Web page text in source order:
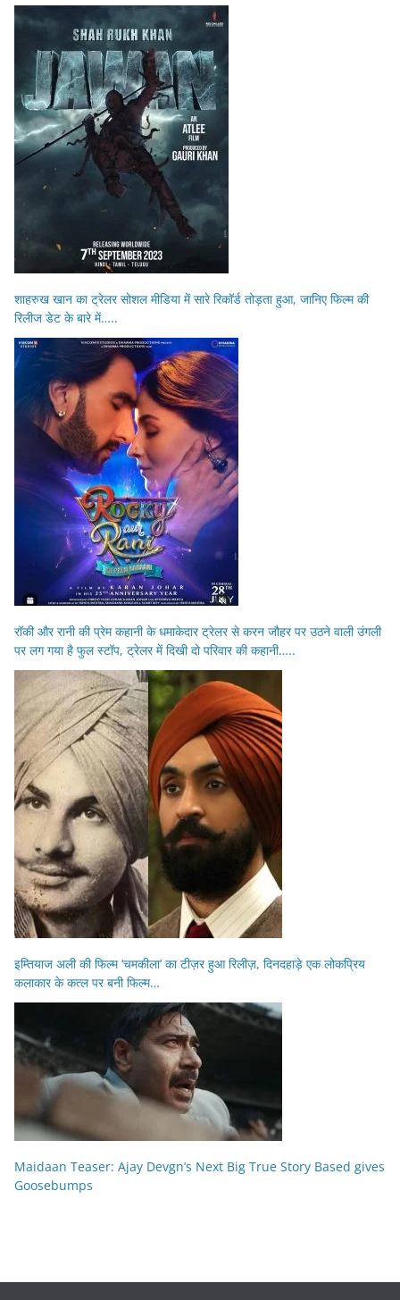
शाहरुख खान का ट्रेलर सोशल मीडिया में सारे रिकॉर्ड तोड़ता हुआ, जानिए फिल्म की
रिलीज डेट के बारे में…..
रॉकी और रानी की प्रेम कहानी के धमाकेदार ट्रेलर से करन जौहर पर उठने वाली उंगली
पर लग गया है फुल स्टॉप, ट्रेलर में दिखी दो परिवार की कहानी…..
इम्तियाज अली की फिल्म ‘चमकीला’ का टीज़र हुआ रिलीज़, दिनदहाड़े एक लोकप्रिय
कलाकार के कत्ल पर बनी फिल्म…
Maidaan Teaser: Ajay Devgn’s Next Big True Story Based gives
Goosebumps